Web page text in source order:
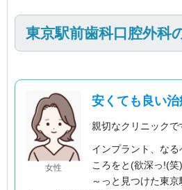
東京駅前歯科口腔外科
女性
安くても良い
親切なクリニックで
インプラント、な
ころをと(欲深っ!(
～っと見つけた東